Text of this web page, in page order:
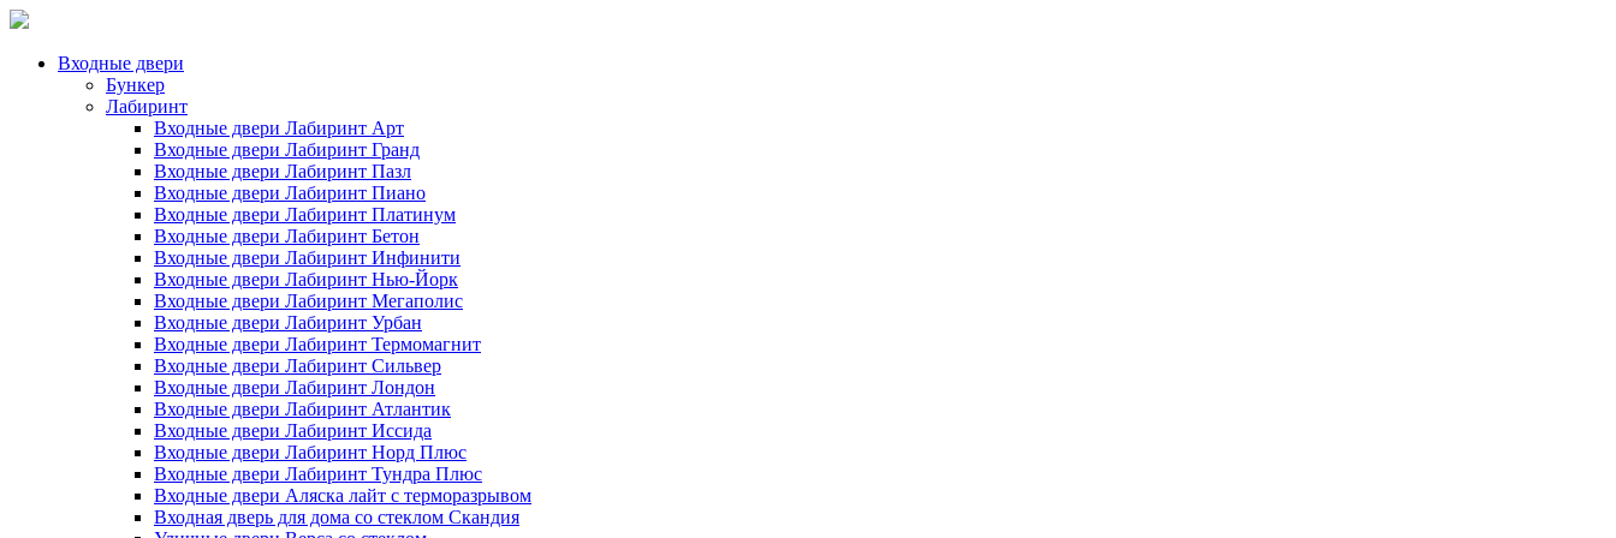
Входные двери
Бункер
Лабиринт
Входные двери Лабиринт Арт
Входные двери Лабиринт Гранд
Входные двери Лабиринт Пазл
Входные двери Лабиринт Пиано
Входные двери Лабиринт Платинум
Входные двери Лабиринт Бетон
Входные двери Лабиринт Инфинити
Входные двери Лабиринт Нью-Йорк
Входные двери Лабиринт Мегаполис
Входные двери Лабиринт Урбан
Входные двери Лабиринт Термомагнит
Входные двери Лабиринт Сильвер
Входные двери Лабиринт Лондон
Входные двери Лабиринт Атлантик
Входные двери Лабиринт Иссида
Входные двери Лабиринт Норд Плюс
Входные двери Лабиринт Тундра Плюс
Входные двери Аляска лайт с терморазрывом
Входная дверь для дома со стеклом Скандия